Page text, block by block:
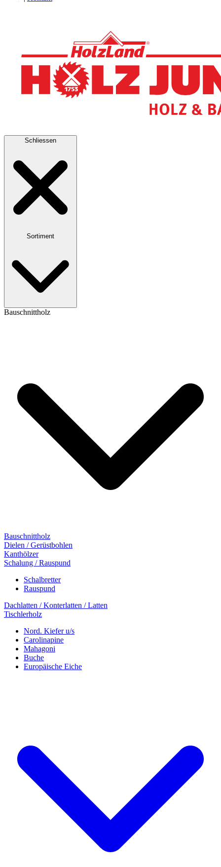
Schliessen
Sortiment
Bauschnittholz
Bauschnittholz
Dielen / Gerüstbohlen
Kanthölzer
Schalung / Rauspund
Schalbretter
Rauspund
Dachlatten / Konterlatten / Latten
Tischlerholz
Nord. Kiefer u/s
Carolinapine
Mahagoni
Buche
Europäische Eiche